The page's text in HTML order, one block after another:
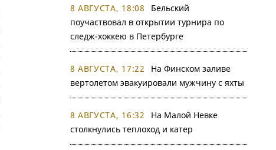
8 АВГУСТА, 18:08
Бельский
поучаствовал в открытии турнира по
следж-хоккею в Петербурге
8 АВГУСТА, 17:22
На Финском заливе
вертолетом эвакуировали мужчину с яхты
8 АВГУСТА, 16:32
На Малой Невке
столкнулись теплоход и катер